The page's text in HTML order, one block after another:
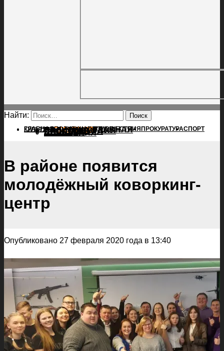
Найти:
ГЛАВНАЯПОЛИТИКАПРОИСШЕСТВИЯ ПРОКУРАТУРАСПОРТ
КУЛЬТУРАПОСЕЛЕНИЯГЛАВНАЯ
ПОЛИТИКА
ПРОИСШЕСТВИЯ
ПРОКУРАТУРА
СПОРТ
КУЛЬТУРА
ПОСЕЛЕНИЯ
В районе появится
молодёжный коворкинг-
центр
Опубликовано 27 февраля 2020 года в 13:40